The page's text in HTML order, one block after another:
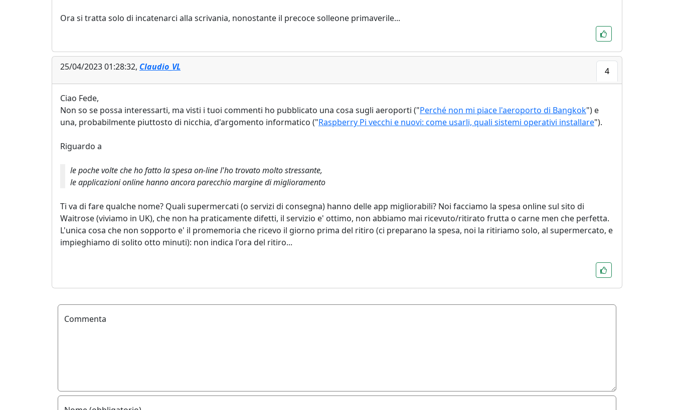
Ora si tratta solo di incatenarci alla scrivania, nonostante il precoce solleone primaverile...
25/04/2023 01:28:32, Claudio_VL 4
Ciao Fede,
Non so se possa interessarti, ma visti i tuoi commenti ho pubblicato una cosa sugli aeroporti ("Perché non mi piace l'aeroporto di Bangkok") e
una, probabilmente piuttosto di nicchia, d'argomento informatico ("Raspberry Pi vecchi e nuovi: come usarli, quali sistemi operativi installare").
Riguardo a
le poche volte che ho fatto la spesa on-line l'ho trovato molto stressante,
le applicazioni online hanno ancora parecchio margine di miglioramento
Ti va di fare qualche nome? Quali supermercati (o servizi di consegna) hanno delle app migliorabili? Noi facciamo la spesa online sul sito di
Waitrose (viviamo in UK), che non ha praticamente difetti, il servizio e' ottimo, non abbiamo mai ricevuto/ritirato frutta o carne men che perfetta.
L'unica cosa che non sopporto e' il promemoria che ricevo il giorno prima del ritiro (ci preparano la spesa, noi la ritiriamo solo, al supermercato, e
impieghiamo di solito otto minuti): non indica l'ora del ritiro...
Commenta